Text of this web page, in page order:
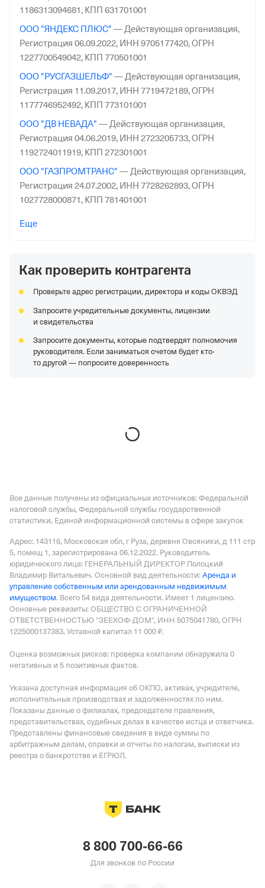
1186313094681, КПП 631701001
ООО "ЯНДЕКС ПЛЮС" — Действующая организация,
Регистрация 06.09.2022, ИНН 9705177420,ОГРН
1227700549042, КПП 770501001
ООО "РУСГАЗШЕЛЬФ" — Действующая организация,
Регистрация 11.09.2017, ИНН 7719472189,ОГРН
1177746952492, КПП 773101001
ООО "ДВ НЕВАДА" — Действующая организация,
Регистрация 04.06.2019, ИНН 2723205733,ОГРН
1192724011919, КПП 272301001
ООО "ГАЗПРОМТРАНС" — Действующая организация,
Регистрация 24.07.2002, ИНН 7728262893,ОГРН
1027728000871, КПП 781401001
ООО "АРКАДА"
ООО "РН-ВАНКОР"—
Действующая организация,
1162468067541,КПП 246501001
ООО "ЛУКОЙЛ-СЕВЕРО-ЗАПАДНЕФТЕПРОДУКТ"
Организация в процессе реорганизации,
03.10.2000,ИНН 7825439514,ОГРН 1027809206457,КПП
781301001
ИНН 7705935687,
Еще
Как проверить контрагента
Проверьте адрес регистрации, директора и коды ОКВЭД
Запросите учредительные документы, лицензии
и свидетельства
Запросите документы, которые подтвердят полномочия
руководителя. Если заниматься счетом будет кто-
то другой — попросите доверенность
Все данные получены из официальных источников: Федеральной
налоговой службы, Федеральной службы государственной
статистики, Единой информационной системы в сфере закупок
Адрес: 143116, Московская обл, г Руза, деревня Овсяники, д 111 стр
5, помещ 1, зарегистрирована 06.12.2022. Руководитель
юридического лица: ГЕНЕРАЛЬНЫЙ ДИРЕКТОР Полоцкий
Владимир Витальевич. Основной вид деятельности: Аренда и
управление собственным или арендованным недвижимым
имуществом. Всего 54 вида деятельности. Имеет 1 лицензию.
Основные реквизиты: ОБЩЕСТВО С ОГРАНИЧЕННОЙ
ОТВЕТСТВЕННОСТЬЮ "ЗЕЕХОФ-ДОМ", ИНН 5075041780, ОГРН
1225000137383. Уставной капитал 11 000 ₽.
Оценка возможных рисков: проверка компании обнаружила 0
негативных и 5 позитивных фактов.
Указана доступная информация об ОКПО, активах, учредителе,
исполнительных производствах и задолженностях по ним.
Показаны данные о филиалах, председателе правления,
представительствах, судебных делах в качестве истца и ответчика.
Представлены финансовые сведения в виде суммы по
арбитражным делам, справки и отчеты по налогам, выписки из
реестра о банкротстве и ЕГРЮЛ.
8 800 700-66-66
Для звонков по России